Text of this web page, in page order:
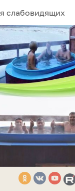
слабовидящих